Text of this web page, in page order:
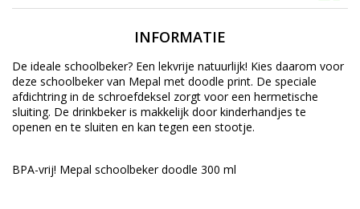
INFORMATIE
De ideale schoolbeker? Een lekvrije natuurlijk! Kies daarom voor
deze schoolbeker van Mepal met doodle print. De speciale
afdichtring in de schroefdeksel zorgt voor een hermetische
sluiting. De drinkbeker is makkelijk door kinderhandjes te
openen en te sluiten en kan tegen een stootje.
BPA-vrij! Mepal schoolbeker doodle 300 ml